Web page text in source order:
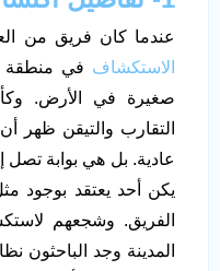
عندما كان فريق من
الاستكشاف في منطقة
صغيرة في الأرض.
التقارب والتيقن ظهر
عادية. بل هي بوابة
يكن أحد يعتقد بوجود
الفريق. وشجعهم
المدينة وجد الباحثون